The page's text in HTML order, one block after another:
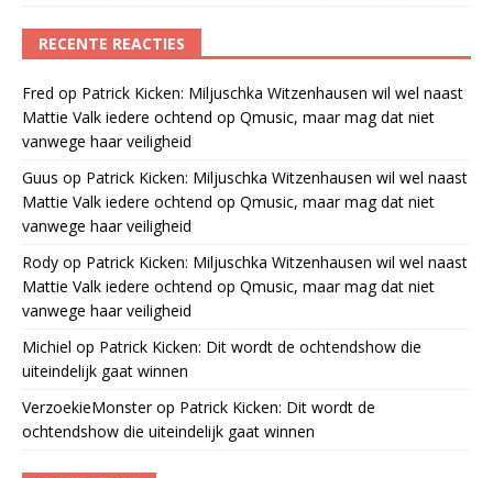
RECENTE REACTIES
Fred op Patrick Kicken: Miljuschka Witzenhausen wil wel naast
Mattie Valk iedere ochtend op Qmusic, maar mag dat niet
vanwege haar veiligheid
Guus op Patrick Kicken: Miljuschka Witzenhausen wil wel naast
Mattie Valk iedere ochtend op Qmusic, maar mag dat niet
vanwege haar veiligheid
Rody op Patrick Kicken: Miljuschka Witzenhausen wil wel naast
Mattie Valk iedere ochtend op Qmusic, maar mag dat niet
vanwege haar veiligheid
Michiel op Patrick Kicken: Dit wordt de ochtendshow die
uiteindelijk gaat winnen
VerzoekieMonsterop Patrick Kicken: Dit wordt de
ochtendshow die uiteindelijk gaat winnen